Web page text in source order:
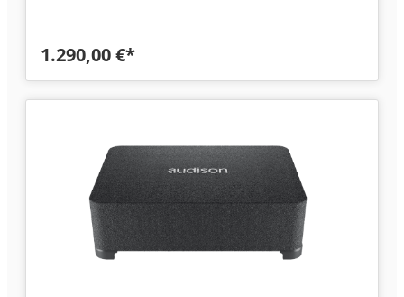
1.290,00 €*